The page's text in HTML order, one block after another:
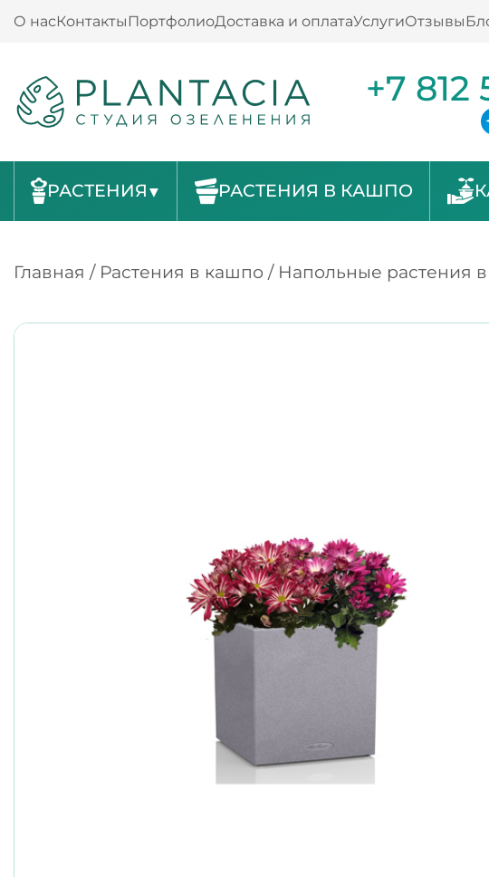
О насКонтакты ПортфолиоДоставка и оплатаУслугиОтзывы
+7 812
РАСТЕНИЯ РАСТЕНИЯ В КАШПО
Главная / Растения в кашпо / Напольные растения